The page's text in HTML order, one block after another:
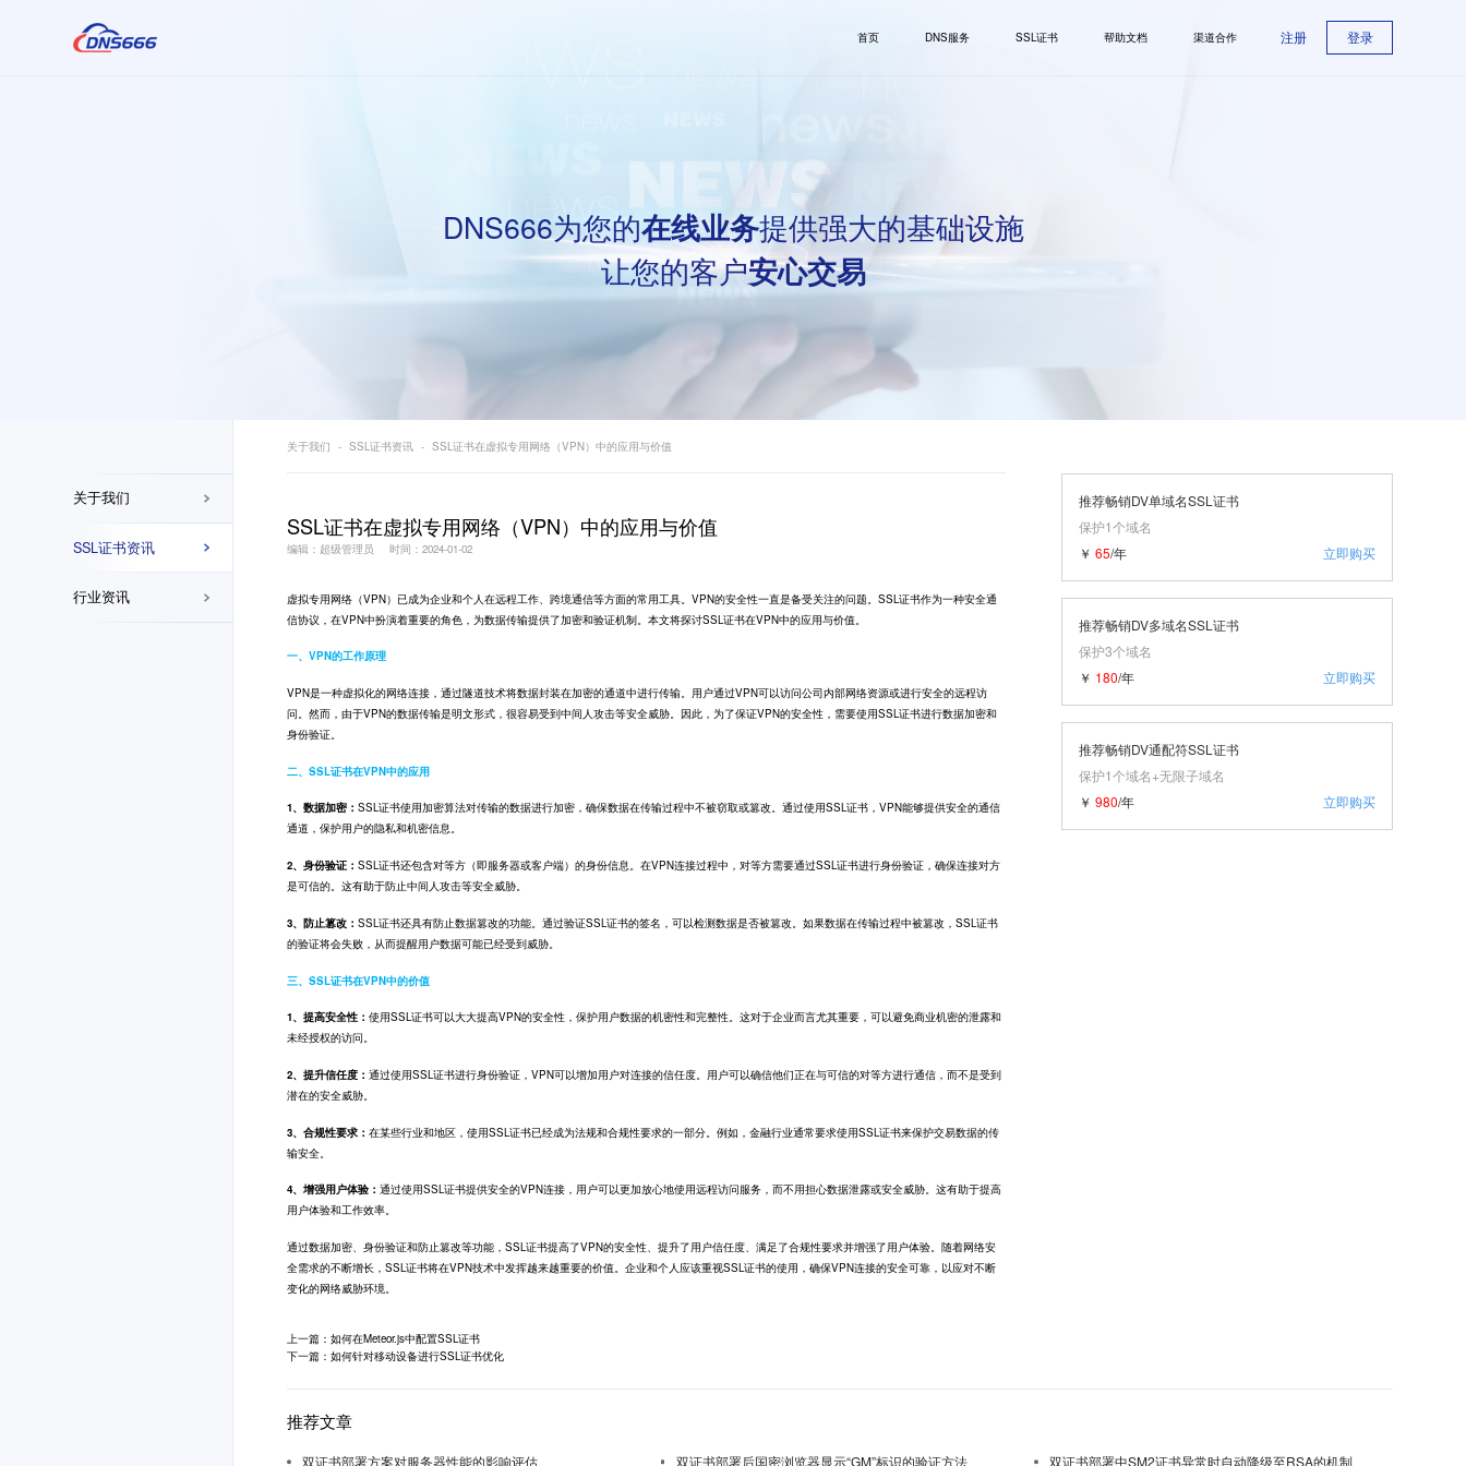
首页 DNS服务 SSL证书 帮助文档 渠道合作 注册 登录
DNS666为您的在线业务提供强大的基础设施
让您的客户安心交易
关于我们
SSL证书资讯
行业资讯
关于我们 SSL证书资讯 SSL证书在虚拟专用网络（VPN）中的应用与价值
SSL证书在虚拟专用网络（VPN）中的应用与价值
编辑：超级管理员 时间：2024-01-02
虚拟专用网络（VPN）已成为企业和个人在远程工作、跨境通信等方面的常用工具。VPN的安全性一直是备受关注的问题。 SSL证书作为一种安全通
信协议，在VPN中扮演着重要的角色，为数据传输提供了加密和验证机制。本文将探讨SSL证书在VPN中的应用与价值。
一、VPN的工作原理
VPN是一种虚拟化的网络连接，通过隧道技术将数据封装在加密的通道中进行传输。用户通过VPN可以访问公司内部网络资源或进行安全的远程访
问。然而，由于VPN的数据传输是明文形式，很容易受到中间人攻击等安全威胁。因此，为了保证VPN的安全性，需要使用SSL证书进行数据加密和
身份验证。
二、SSL证书在VPN中的应用
1、数据加密： SSL证书使用加密算法对传输的数据进行加密，确保数据在传输过程中不被窃取或篡改。通过使用SSL证书，VPN能够提供安全的通信
通道，保护用户的隐私和机密信息。
2、身份验证： SSL证书还包含对等方（即服务器或客户端）的身份信息。在VPN连接过程中，对等方需要通过SSL证书进行身份验证，确保连接对方
是可信的。这有助于防止中间人攻击等安全威胁。
3、防止篡改： SSL证书还具有防止数据篡改的功能。通过验证SSL证书的签名，可以检测数据是否被篡改。如果数据在传输过程中被篡改，SSL证书
的验证将会失败，从而提醒用户数据可能已经受到威胁。
三、SSL证书在VPN中的价值
1、提高安全性： 使用SSL证书可以大大提高VPN的安全性，保护用户数据的机密性和完整性。这对于企业而言尤其重要，可以避免商业机密的泄露和
未经授权的访问。
2、提升信任度： 通过使用SSL证书进行身份验证，VPN可以增加用户对连接的信任度。用户可以确信他们正在与可信的对等方进行通信，而不是受到
潜在的安全威胁。
3、合规性要求： 在某些行业和地区，使用SSL证书已经成为法规和合规性要求的一部分。例如，金融行业通常要求使用SSL证书来保护交易数据的传
输安全。
4、增强用户体验： 通过使用SSL证书提供安全的VPN连接，用户可以更加放心地使用远程访问服务，而不用担心数据泄露或安全威胁。这有助于提高
用户体验和工作效率。
通过数据加密、身份验证和防止篡改等功能， SSL证书提高了VPN的安全性、提升了用户信任度、满足了合规性要求并增强了用户体验。随着网络安
全需求的不断增长，SSL证书将在VPN技术中发挥越来越重要的价值。企业和个人应该重视SSL证书的使用，确保VPN连接的安全可靠，以应对不断
变化的网络威胁环境。
上一篇：如何在Meteor.js中配置SSL证书
下一篇：如何针对移动设备进行SSL证书优化
推荐畅销DV单域名SSL证书
保护1个域名
立即购买
￥ 65/年
推荐畅销DV多域名SSL证书
保护3个域名
立即购买
￥ 180/年
推荐畅销DV通配符SSL证书
保护1个域名+无限子域名
立即购买
￥ 980/年
推荐文章
双证书部署方案对服务器性能的影响评估 双证书部署后国密浏览器显示“GM”标识的验证方法 双证书部署中SM2证书异常时自动降级至RSA的机制